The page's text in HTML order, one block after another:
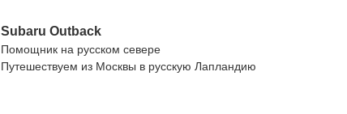
Subaru Outback
Помощник на русском севере
Путешествуем из Москвы в русскую Лапландию